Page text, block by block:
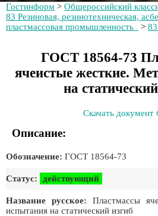
Гостинформ > Общероссийский
83 Резиновая, резинотехническая,
пластмассовая промышленность
>
ГОСТ 18564-73
ячеистые жесткие.
на
Скачать документ
Описание:
Обозначение: ГОСТ 18564-73
Статус: действующий
Название русское: Пластмассы
испытания на статический изгиб